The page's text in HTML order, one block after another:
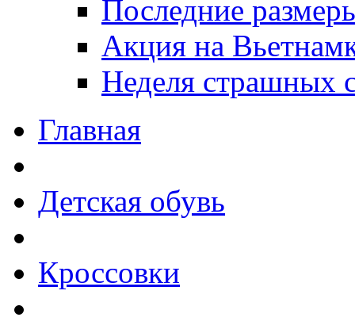
Последние
Акция на
Неделя страшных
Главная
Детская обувь
Кроссовки